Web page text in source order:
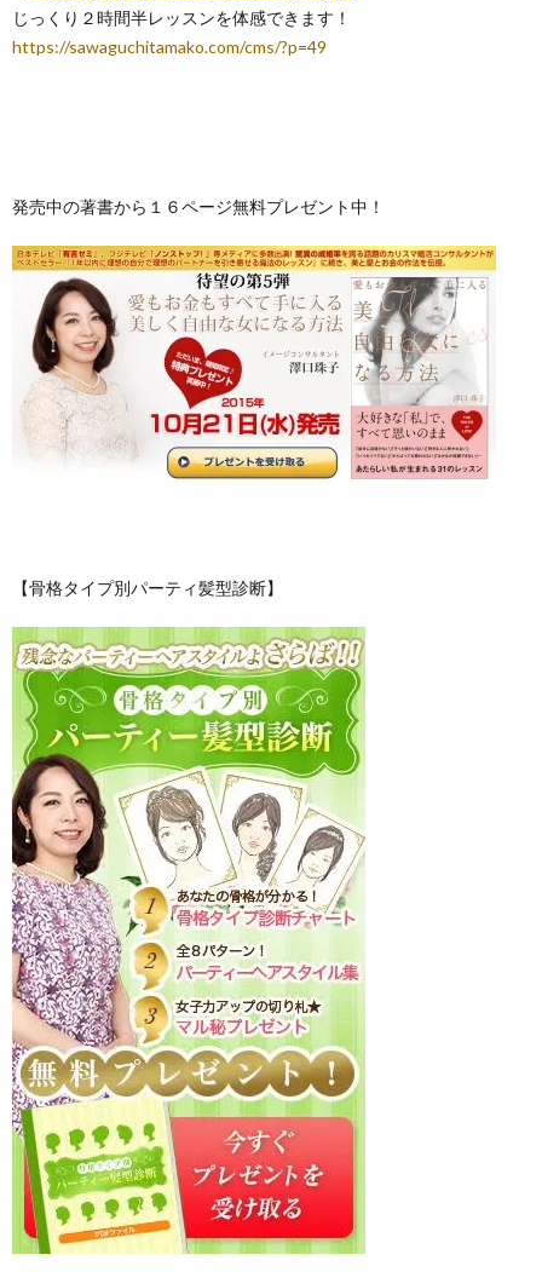
じっくり２時間半レッスンを体感できます！
https://sawaguchitamako.com/cms/?p=49
発売中の著書から１６ページ無料プレゼント中！
【骨格タイプ別パーティ髪型診断】